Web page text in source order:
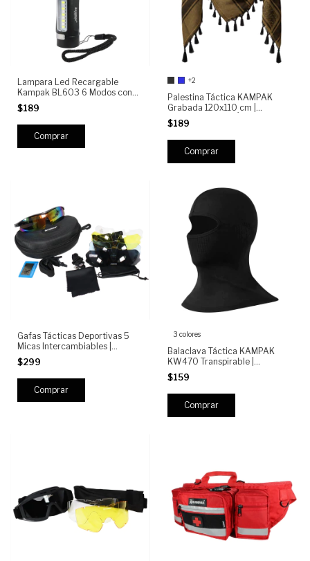
Lampara Led Recargable
Kampak BL603 6 Modos con
Estrobo y Carga Rápida
$189
+2
Palestina Táctica KAMPAK
Grabada 120x110 cm |
Shemagh Militar Árabe con
Flecos | Bufanda Multifuncional
Outdoor Caza Motociclismo
Airsoft Camping
$189
Comprar
Gafas Tácticas Deportivas 5
Micas Intercambiables |
Antigolpes, UV400, Ciclismo,
Airsoft, Motociclismo, Running
$299
3 colores
Balaclava Táctica KAMPAK
KW470 Transpirable |
Pasamontañas Elástico con
Zonas Ventiladas | Uso Outdoor,
Moto, Airsoft, Clima Frío
$159
Comprar